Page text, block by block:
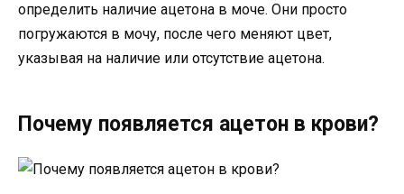
определить наличие ацетона в моче. Они просто
погружаются в мочу, после чего меняют цвет,
указывая на наличие или отсутствие ацетона.
Почему появляется ацетон в крови?